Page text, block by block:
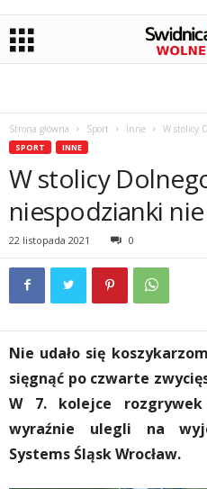
Strona główna Sport Inne W stolicy
SPORT INNE
W stolicy
niespodzianki nie
22 listopada 2021 0
Nie udało się
sięgnąć po czwarte
W 7. kolejce
wyraźnie ulegli na
Systems Śląsk Wrocław.